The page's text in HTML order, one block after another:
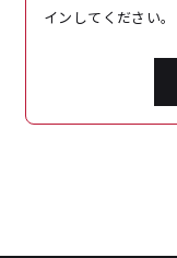
インしてください。